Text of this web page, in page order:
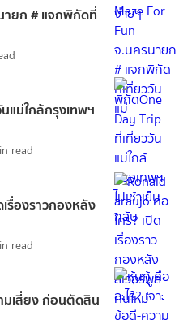
ายก # แจกพิกัดที่
แม่ใกล้กรุงเทพฯ
read
เรื่องราวกองหลัง
read
มเสี่ยง ก่อนตัดสิน